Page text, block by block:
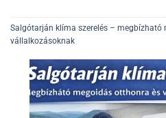
Salgótarján klíma szerelés – megbízható
vállalkozásoknak